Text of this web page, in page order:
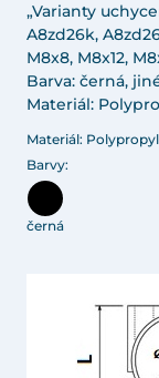
„Varianty
A8zd26k,
M8x8, M8x12,
Barva: černá,
Materiál:
Materiál:
Barvy:
černá